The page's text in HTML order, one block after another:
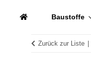
Baustoffe
Zurück zur Liste